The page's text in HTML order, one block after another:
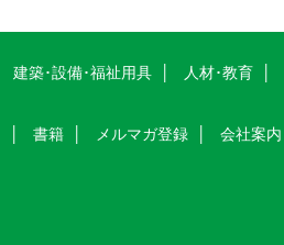
建築･設備･福祉用具 人材･教育
書籍 メルマガ登録 会社案内